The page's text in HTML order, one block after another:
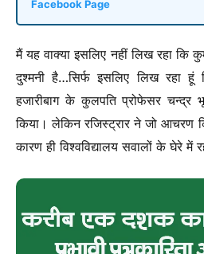
Facebook Page
मैं यह वाक्या इसलिए नहीं लिख रहा कि
दुश्मनी है…सिर्फ इसलिए लिख रहा हूं
हजारीबाग के कुलपति प्रोफेसर चन्द्र
किया। लेकिन रजिस्ट्रार ने जो
कारण ही विश्वविद्यालय सवालों के घेरे में